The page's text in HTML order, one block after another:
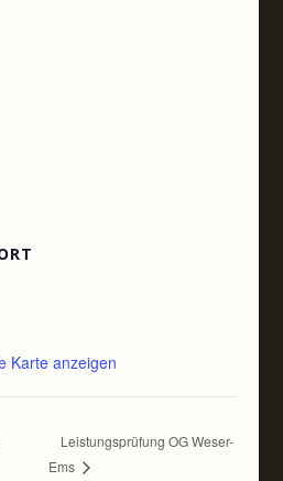
Karte anzeigen
Leistungsprüfung OG Weser-
Ems